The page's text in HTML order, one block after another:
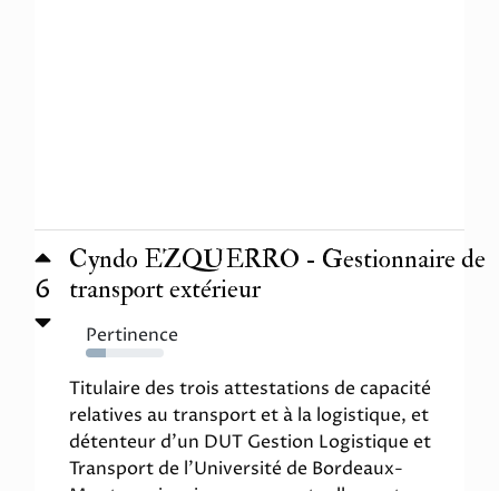
6
Cyndo EZQUERRO - Gestionnaire de
transport extérieur
Pertinence
26%
Titulaire des trois attestations de capacité
relatives au transport et à la logistique, et
détenteur d'un DUT Gestion Logistique et
Transport de l'Université de Bordeaux-